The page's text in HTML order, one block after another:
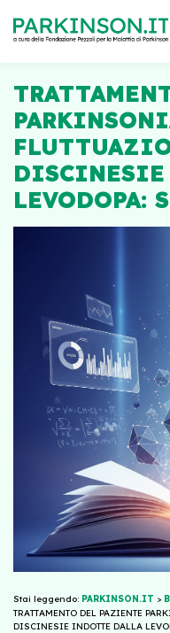
DISCINESIE
LEVODOPA:
Stai leggendo: PARKINSON.IT >
TRATTAMENTO DEL PAZIENTE
DISCINESIE INDOTTE DALLA